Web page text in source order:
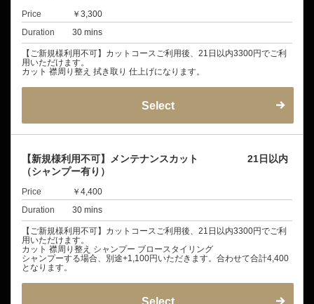
Price
￥3,300
Duration
30 mins
【ご新規様利用不可】カットコースご利用後、21日以内3300円でご利
用いただけます。
カット 襟周り整え 拭き取り 仕上げになります。
Select
【新規様利用不可】メンテナンスカット 21日以内
（シャンプー有り）
Price
￥4,400
Duration
30 mins
【ご新規様利用不可】カットコースご利用後、21日以内3300円でご利
用いただけます。
カット 襟周り整え シャンプー ブロースタイリング
シャンプーする場合、別途+1,100円いただきます。合わせて合計4,400
となります。
Select